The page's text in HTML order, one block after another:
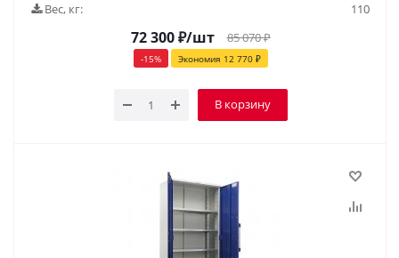
Вес, кг:
110
72 300₽/шт 85 070₽
-15% Экономия 12 770₽
В корзину